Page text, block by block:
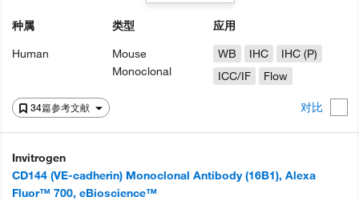
34篇参考文献 对比
种属
Human
类型
Mouse
Monoclonal
应用
WB
IHC
IHC (P)
ICC/IF
Flow
Invitrogen
CD144 (VE-cadherin) Monoclonal Antibody (16B1), Alexa
Fluor™ 700, eBioscience™